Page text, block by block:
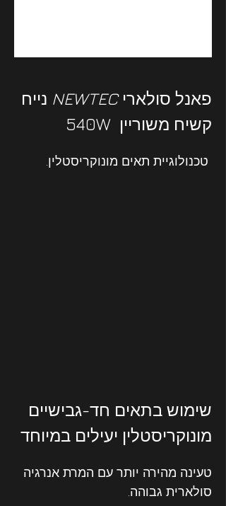
פאנל סולארי NEWTEC נייח
קשיח משוריין  540W
טכנולוגיית תאים מונוקריסטלין.
שימוש בתאים חד-גבישיים
מונוקריסטלין יעילים במיוחד
טעינה מהירה יותר עם המרת אנרגיה
סולארית גבוהה.